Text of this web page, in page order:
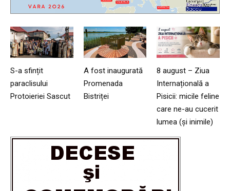
S-a sfințit
paraclisului
Protoieriei Sascut
A fost inaugurată
Promenada
Bistriței
8 august – Ziua
Internațională a
Pisicii: micile feline
care ne-au cucerit
lumea (și inimile)